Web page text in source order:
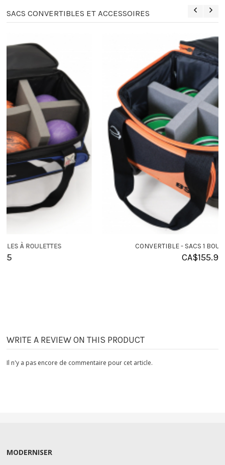
SACS CONVERTIBLES ET ACCESSOIRES
CONVERTIBLE - SACS 1 BOULE À ROULETTES
WRITE A REVIEW ON THIS PRODUCT
Il n'y a pas encore de commentaire pour cet article.
MODERNISER